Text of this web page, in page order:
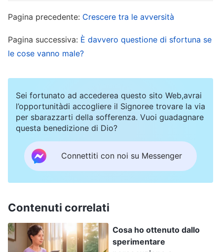
illuminarmi per capire la verità e consentimi di
madre e a sfuggire ai legami dei sentimenti”.
loro parlare maligno e velenoso, coloro che
diffondono dicerie, alimentano il disaccordo e
formano cricche a parte tra i fratelli e le sorelle,
avrebbero dovuto essere espulsi dalla chiesa.
Tuttavia, poiché questa è un’epoca diversa
dell’opera di Dio, queste persone sono state
eliminate. Tutti coloro che sono stati corrotti da
Satana hanno un’indole corrotta. Alcuni hanno
solamente un’indole corrotta, mentre altri non si
Pagina precedente: Crescere tra le avversità
Pagina successiva: È davvero questione di sfortuna se
le cose vanno male?
Sei fortunato ad accederea questo sito Web,avrai
l’opportunitàdi accogliere il Signoree trovare la via
per sbarazzarti della sofferenza. Vuoi guadagnare
questa benedizione di Dio?
Connettiti con noi su Messenger
Contenuti correlati
Cosa ho ottenuto dallo
sperimentare